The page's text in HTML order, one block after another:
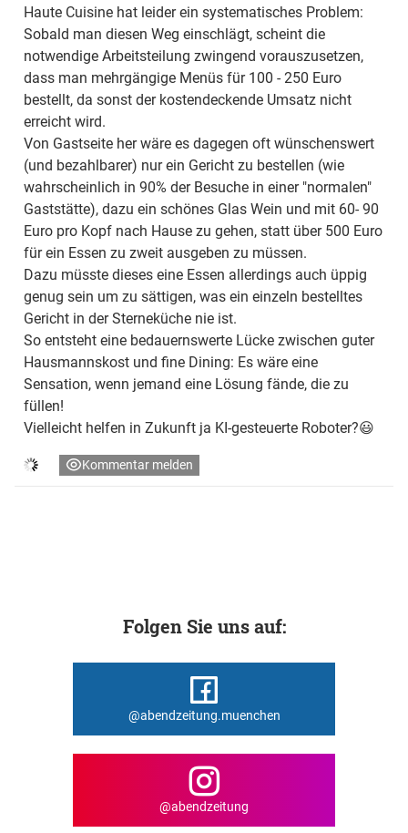
Haute Cuisine hat leider ein systematisches Problem:
Sobald man diesen Weg einschlägt, scheint die
notwendige Arbeitsteilung zwingend vorauszusetzen,
dass man mehrgängige Menüs für 100 - 250 Euro
bestellt, da sonst der kostendeckende Umsatz nicht
erreicht wird.
Von Gastseite her wäre es dagegen oft wünschenswert
(und bezahlbarer) nur ein Gericht zu bestellen (wie
wahrscheinlich in 90% der Besuche in einer "normalen"
Gaststätte), dazu ein schönes Glas Wein und mit 60- 90
Euro pro Kopf nach Hause zu gehen, statt über 500 Euro
für ein Essen zu zweit ausgeben zu müssen.
Dazu müsste dieses eine Essen allerdings auch üppig
genug sein um zu sättigen, was ein einzeln bestelltes
Gericht in der Sterneküche nie ist.
So entsteht eine bedauernswerte Lücke zwischen guter
Hausmannskost und fine Dining: Es wäre eine
Sensation, wenn jemand eine Lösung fände, die zu
füllen!
Vielleicht helfen in Zukunft ja KI-gesteuerte Roboter?😃
Kommentar melden
Folgen Sie uns auf:
@abendzeitung.muenchen
@abendzeitung